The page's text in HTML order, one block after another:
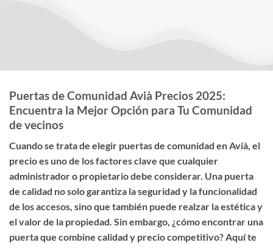
Puertas de Comunidad Avià Precios 2025:
Encuentra la Mejor Opción para Tu Comunidad
de vecinos
Cuando se trata de elegir puertas de comunidad en Avià, el
precioes uno de los factores clave que cualquier
administrador o propietario debe considerar. Una puerta
de calidad no solo garantiza la seguridad y la funcionalidad
de los accesos, sino que también puede realzar la estética y
el valor de la propiedad. Sin embargo, ¿cómo encontrar una
puerta que combine calidad y precio competitivo? Aquí te